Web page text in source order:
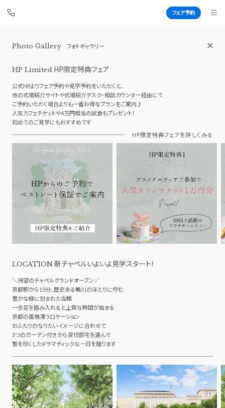
フェア予約
アートグレイス ウエディングヒルズ
TOP
トップ
BRIDAL FAIR
体験者レポート
PHOTO GALLERY
PLAN
プラン
CEREMONY
PARTY
披露宴会場
CUISINE
DRESS
ドレス
LOCATION PHOTO
ロケーションフォト
アクセス ご列席者の皆さまへ
QA
よくあるご質問 お手伝い
資料請求 お問い合わせ
Photo Gallery フォトギャラリー
HP Limited HP限定特典フェア
公式HPよりフェア予約や見学予約をいただくと、
他の式場紹介サイトや式場紹介デスク・相談カウンター経由にて
ご予約いただく場合よりも一番お得なプランをご案内♪
人気カフェチケットや4万円相当の試食もプレゼント！
初めてのご見学にもおすすめです
HP限定特典フェアを詳しくみる
LOCATION新チャペルいよいよ見学スタート！
＼待望のチャペルグランドオープン／
京都駅から15分、歴史ある鴨川のほとりに佇む
豊かな緑に包まれた当館
一歩足を踏み入れると上質な時間が始まる
京都の風情漂うロケーション
おふたりのなりたいイメージに合わせて
3つのガーデン付きから貸切邸宅を選んで
贅を尽くしたドラマティックな一日を贈ります